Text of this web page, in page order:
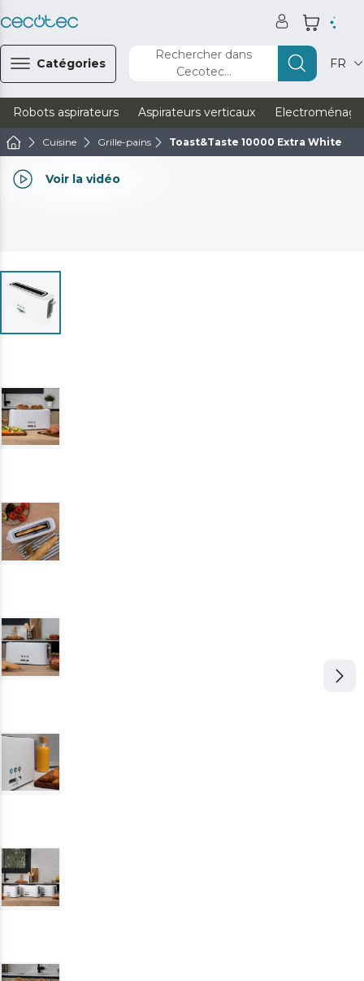
Catégories
Rechercher dans
Cecotec...
FR
Robots aspirateurs Aspirateurs verticaux
Cuisine Grille-pains Toast&Taste 10000 Extra White
Voir la vidéo